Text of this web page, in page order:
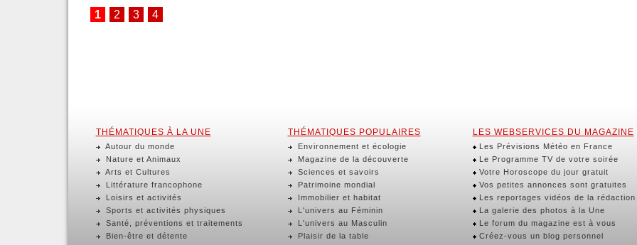
1 2 3 4
THÉMATIQUES À LA UNE
Autour du monde
Nature et Animaux
Arts et Cultures
Littérature francophone
Loisirs et activités
Sports et activités physiques
Santé, préventions et traitements
Bien-être et détente
THÉMATIQUES POPULAIRES
Environnement et écologie
Magazine de la découverte
Sciences et savoirs
Patrimoine mondial
Immobilier et habitat
L'univers au Féminin
L'univers au Masculin
Plaisir de la table
LES WEBSERVICES DU MAGAZINE
Les Prévisions Météo en France
Le Programme TV de votre soirée
Votre Horoscope du jour gratuit
Vos petites annonces sont gratuites
Les reportages vidéos de la rédaction
La galerie des photos à la Une
Le forum du magazine est à vous
Créez-vous un blog personnel